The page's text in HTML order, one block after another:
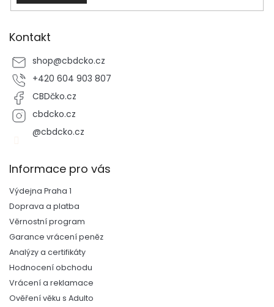
Kontakt
shop@cbdcko.cz
+420 604 903 807
CBDčko.cz
cbdcko.cz
@cbdcko.cz
Informace pro vás
Výdejna Praha 1
Doprava a platba
Věrnostní program
Garance vrácení peněz
Analýzy a certifikáty
Hodnocení obchodu
Vrácení a reklamace
Ověření věku s Adulto